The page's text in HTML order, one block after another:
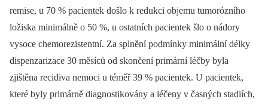
remise, u 70 % pacientek došlo k redukci objemu tumorózního
ložiska minimálně o 50 %, u ostatních pacientek šlo o nádory
vysoce chemorezistentní. Za splnění podmínky minimální délky
dispenzarizace 30 měsíců od skončení primární léčby byla
zjištěna recidiva nemoci u téměř 39 % pacientek. U pacientek,
které byly primárně diagnostikovány a léčeny v časných stadiích,